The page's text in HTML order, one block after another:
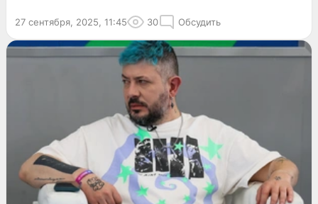
27 сентября, 2025, 11:45 30 Обсудить